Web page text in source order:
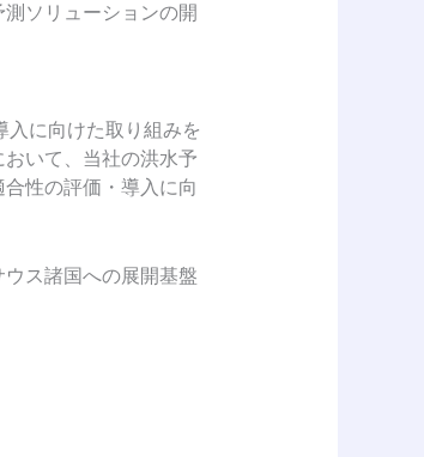
ソリューションの開
に向けた取り組みを
いて、当社の洪水予
性の評価・導入に向
ス諸国への展開基盤